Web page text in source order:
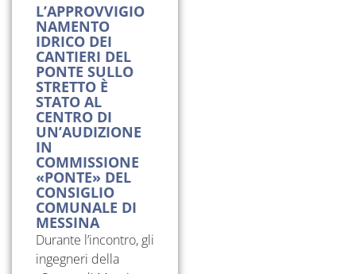
L’APPROVVIGIO
NAMENTO
IDRICO DEI
CANTIERI DEL
PONTE SULLO
STRETTO È
STATO AL
CENTRO DI
UN’AUDIZIONE
IN
COMMISSIONE
«PONTE» DEL
CONSIGLIO
COMUNALE DI
MESSINA
Durante l’incontro, gli
ingegneri della